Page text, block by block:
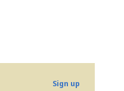
Sign up